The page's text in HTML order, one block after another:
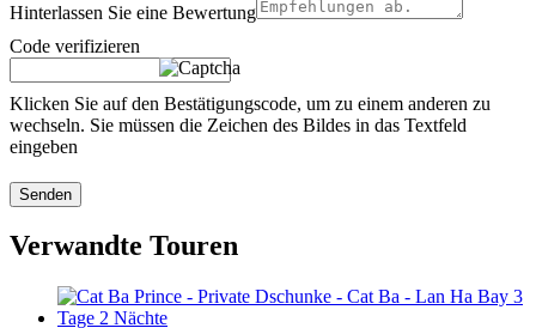
Hinterlassen Sie eine Bewertung
Code verifizieren
Klicken Sie auf den Bestätigungscode, um zu einem anderen zu
wechseln. Sie müssen die Zeichen des Bildes in das Textfeld
eingeben
Senden
Verwandte Touren